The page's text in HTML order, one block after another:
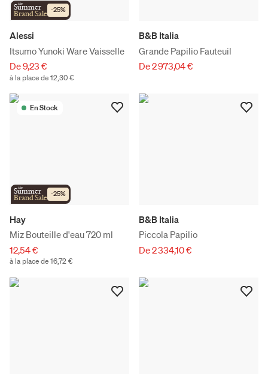
the
Summer
Brand Sale -25%
Alessi
Itsumo Yunoki Ware Vaisselle
De 9,23 €
à la place de 12,30 €
B&B Italia
Grande Papilio Fauteuil
De 2 973,04 €
En Stock
the
Summer
Brand Sale -25%
Hay
Miz Bouteille d'eau 720 ml
12,54 €
à la place de 16,72 €
B&B Italia
Piccola Papilio
De 2 334,10 €